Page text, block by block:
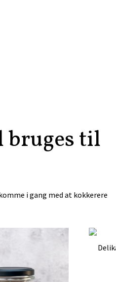
bruges til
i gang med at kokkerere